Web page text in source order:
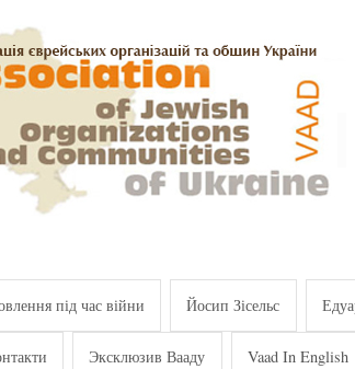
під час війни Йосип Зісельс
Эксклюзив Вааду Vaad In English